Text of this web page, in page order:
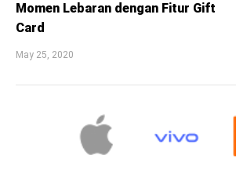
Momen Lebaran dengan Fitur Gift
Card
May 25, 2020